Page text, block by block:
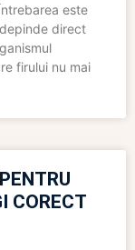
este
direct
firului nu mai
CORECT